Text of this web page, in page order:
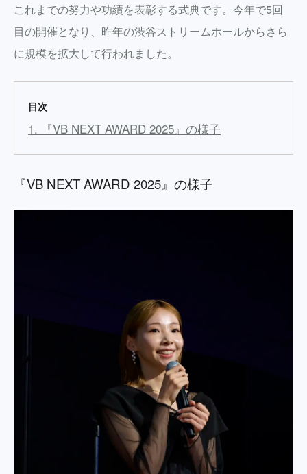
これまでの努力や功績を表彰する式典です。今年で5回
目の開催となり、昨年の渋谷ストリームホールからさら
に規模を拡大して行われました。
目次
1. 『VB NEXT AWARD 2025』の様子
『VB NEXT AWARD 2025』の様子